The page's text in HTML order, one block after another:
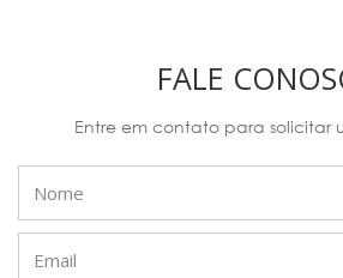
FALE
Entre em contato para solicitar